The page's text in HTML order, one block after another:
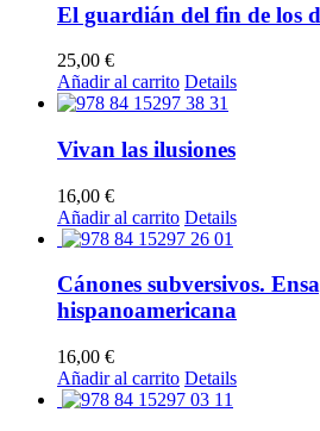
El guardián del fin de los
25,00 €
Añadir al carrito Details
Vivan las ilusiones
16,00 €
Añadir al carrito Details
Cánones subversivos.
hispanoamericana
16,00 €
Añadir al carrito Details